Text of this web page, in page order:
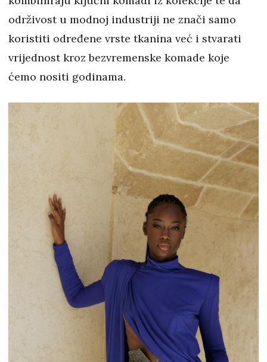
održivost u modnoj industriji ne znači samo
koristiti određene vrste tkanina već i stvarati
vrijednost kroz bezvremenske komade koje
ćemo nositi godinama.